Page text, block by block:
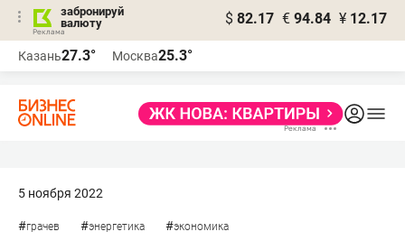
забронируй
валюту
$ 82.17 € 94.84 ¥ 12.17
Казань27.3° Москва25.3°
5 ноября 2022
#грачев #энергетика #экономика